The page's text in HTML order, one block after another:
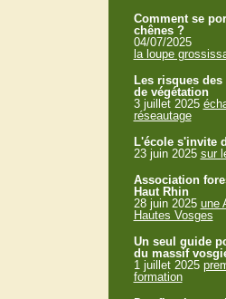
Comment se
chênes ?
04/07/2025
la loupe
Les risques
de végétation
3 juillet 2025
réseautage
L'école s'invite
23 juin 2025 sur
Association
Haut Rhin
28 juin 2025 une
Hautes Vosges
Un seul guide
du massif
1 juillet 2025
formation